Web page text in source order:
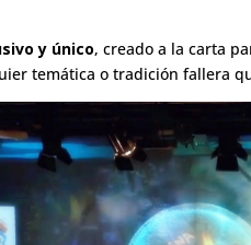
y único, creado a la carta
temática o tradición fallera